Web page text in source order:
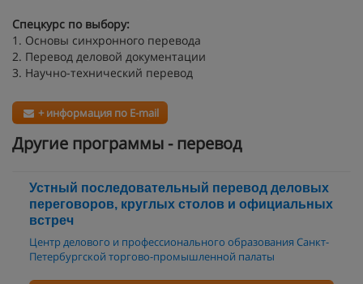
Спецкурс по выбору:
1. Основы синхронного перевода
2. Перевод деловой документации
3. Научно-технический перевод
+ информация по E-mail
Другие программы - перевод
Устный последовательный перевод деловых
переговоров, круглых столов и официальных
встреч
Центр делового и профессионального образования Санкт-
Петербургской торгово-промышленной палаты